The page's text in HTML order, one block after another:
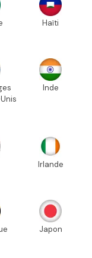
Haïti
Inde
Irlande
Japon